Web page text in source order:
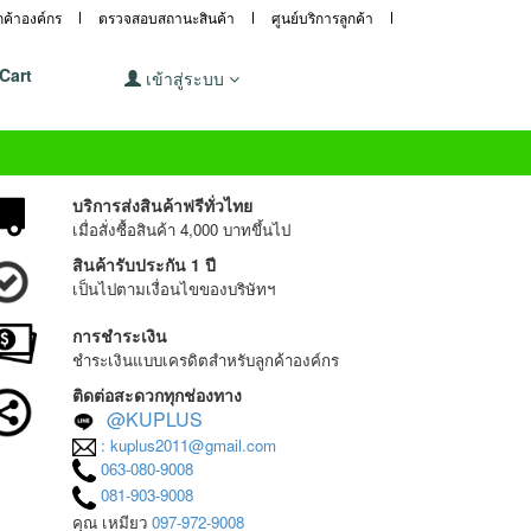
าองค์กร ตรวจสอบสถานะสินค้า ศูนย์บริการลูกค้า
Cart เข้าสู่ระบบ
บริการส่งสินค้าฟรีทั่วไทย
เมื่อสั่งซื้อสินค้า 4,000 บาทขึ้นไป
สินค้ารับประกัน 1 ปี
เป็นไปตามเงื่อนไขของบริษัทฯ
การชำระเงิน
ชำระเงินแบบเครดิตสำหรับลูกค้าองค์กร
ติดต่อสะดวกทุกช่องทาง
@KUPLUS
: kuplus2011@gmail.com
063-080-9008
081-903-9008
คุณ เหมียว 097-972-9008